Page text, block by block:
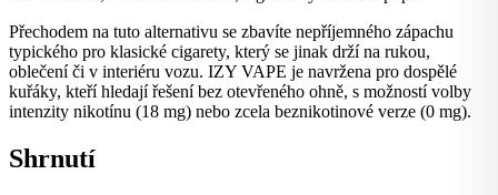
Přechodem na tuto alternativu se zbavíte nepříjemného zápachu
typického pro klasické cigarety, který se jinak drží na rukou,
oblečení či v interiéru vozu. IZY VAPE je navržena pro dospělé
kuřáky, kteří hledají řešení bez otevřeného ohně, s možností volby
intenzity nikotínu (18 mg) nebo zcela beznikotinové verze (0 mg).
Shrnutí